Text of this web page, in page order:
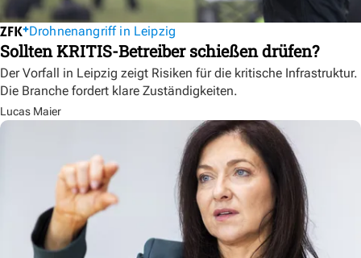
Drohnenangriff in Leipzig
Sollten KRITIS-Betreiber schießen drüfen?
Der Vorfall in Leipzig zeigt Risiken für die kritische Infrastruktur.
Die Branche fordert klare Zuständigkeiten.
Lucas Maier